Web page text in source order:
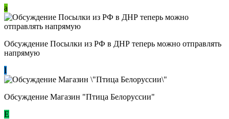
a
Обсуждение Посылки из РФ в ДНР теперь можно отправлять
напрямую
I
Обсуждение Магазин "Птица Белоруссии"
Е